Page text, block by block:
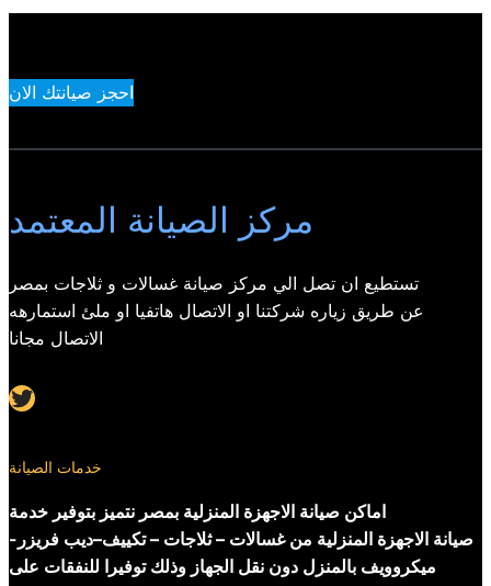
احجز صيانتك الان
مركز الصيانة المعتمد
تستطيع ان تصل الي مركز صيانة غسالات و ثلاجات بمصر
عن طريق زياره شركتنا او الاتصال هاتفيا او ملئ استمارهه
الاتصال مجانا
Twitter
خدمات الصيانة
اماكن صيانة الاجهزة المنزلية بمصر نتميز بتوفير خدمة
صيانة الاجهزة المنزلية من غسالات – ثلاجات – تكييف–ديب فريزر-
ميكروويف بالمنزل دون نقل الجهاز وذلك توفيرا للنفقات على